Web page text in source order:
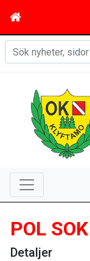
POL
Detaljer